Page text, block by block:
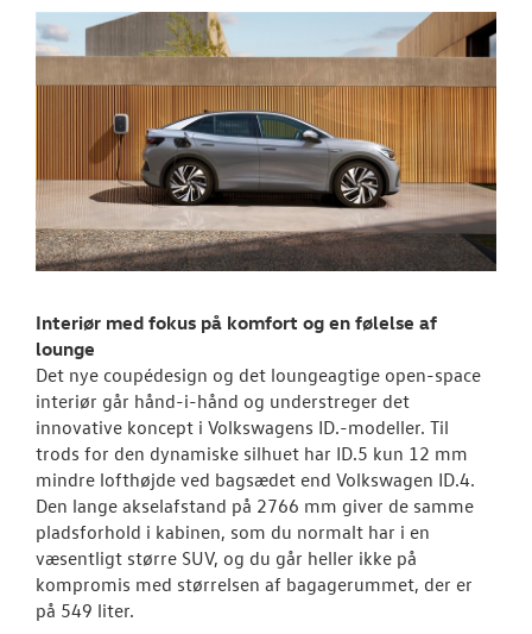
Den nye
Garanti
BRUGTE BILER
VÆRKSTED
RESERVEDELE
NYHEDER
OM OS
JOB OG
Interiør med fokus på komfort og en følelse af
lounge
Det nye coupédesign og det loungeagtige open-space
interiør går hånd-i-hånd og understreger det
innovative koncept i Volkswagens ID.-modeller. Til
trods for den dynamiske silhuet har ID.5 kun 12 mm
mindre lofthøjde ved bagsædet end Volkswagen ID.4.
Den lange akselafstand på 2766 mm giver de samme
pladsforhold i kabinen, som du normalt har i en
væsentligt større SUV, og du går heller ikke på
kompromis med størrelsen af bagagerummet, der er
på 549 liter.